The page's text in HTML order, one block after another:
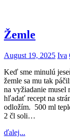
Žemle
August 19, 2025 Iva
Keď sme minulú
žemle sa mu tak
na vyžiadanie
hľadať recept na
odložím. 500 ml
2 čl soli…
ďalej...